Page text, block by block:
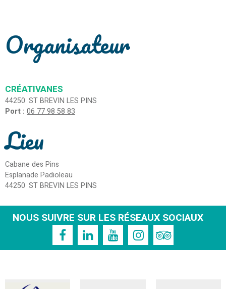
Organisateur
CRÉATIVANES
44250 ST BREVIN LES PINS
Port : 06 77 98 58 83
Lieu
Cabane des Pins
Esplanade Padioleau
44250 ST BREVIN LES PINS
NOUS SUIVRE SUR LES RÉSEAUX SOCIAUX